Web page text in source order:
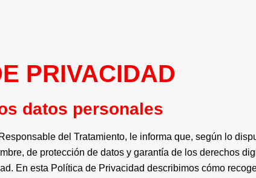
PRIVACIDAD
datos personales
del Tratamiento, le informa que, según lo
de protección de datos y garantía de los derechos
En esta Política de Privacidad describimos cómo